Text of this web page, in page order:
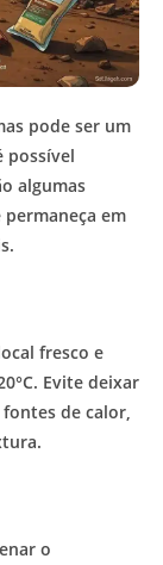
pode ser um
possível
algumas
em
fresco e
Evite deixar
de calor,
o